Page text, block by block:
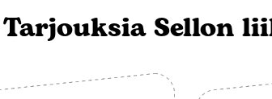
Tarjouksia Sellon